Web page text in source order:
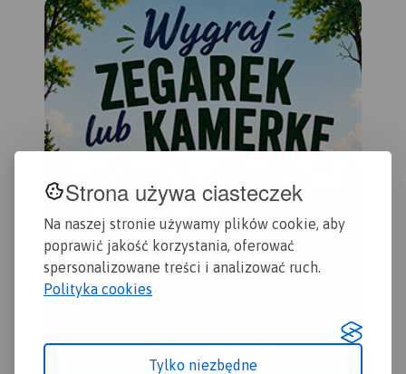
Strona używa ciasteczek
Na naszej stronie używamy plików cookie, aby
poprawić jakość korzystania, oferować
spersonalizowane treści i analizować ruch.
Polityka cookies
Tylko niezbędne
wszystkie informacje
przydatne turyście. Podano
aktualne przebiegi szlaków
pieszych, rowerowych,
konnych, nordic walking i
konnych, łącznie z
kilometrażem.